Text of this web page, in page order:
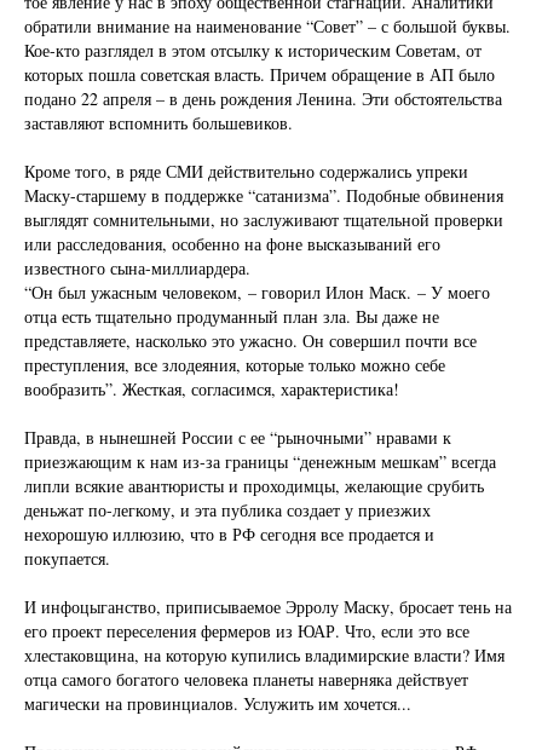
обратили внимание на наименование “Совет” – с большой буквы.
Кое-кто разглядел в этом отсылку к историческим Советам, от
которых пошла советская власть. Причем обращение в АП было
подано 22 апреля – в день рождения Ленина. Эти обстоятельства
заставляют вспомнить большевиков.
Кроме того, в ряде СМИ действительно содержались упреки
Маску-старшему в поддержке “сатанизма”. Подобные обвинения
выглядят сомнительными, но заслуживают тщательной проверки
или расследования, особенно на фоне высказываний его
известного сына-миллиардера.
“Он был ужасным человеком, – говорил Илон Маск. – У моего
отца есть тщательно продуманный план зла. Вы даже не
представляете, насколько это ужасно. Он совершил почти все
преступления, все злодеяния, которые только можно себе
вообразить”. Жесткая, согласимся, характеристика!
Правда, в нынешней России с ее “рыночными” нравами к
приезжающим к нам из-за границы “денежным мешкам” всегда
липли всякие авантюристы и проходимцы, желающие срубить
деньжат по-легкому, и эта публика создает у приезжих
нехорошую иллюзию, что в РФ сегодня все продается и
покупается.
И инфоцыганство, приписываемое Эрролу Маску, бросает тень на
его проект переселения фермеров из ЮАР. Что, если это все
хлестаковщина, на которую купились владимирские власти? Имя
отца самого богатого человека планеты наверняка действует
магически на провинциалов. Услужить им хочется...